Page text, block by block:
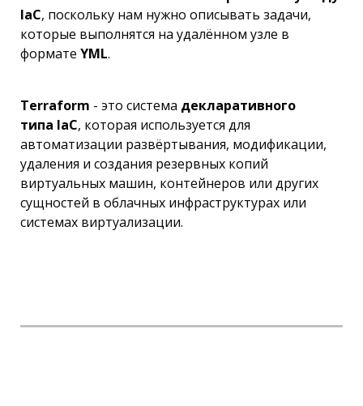
IaC, поскольку нам нужно описывать задачи,
которые выполнятся на удалённом узле в
формате YML.
Terraform - это система декларативного
типа IaC, которая используется для
автоматизации развёртывания, модификации,
удаления и создания резервных копий
виртуальных машин, контейнеров или других
сущностей в облачных инфраструктурах или
системах виртуализации.